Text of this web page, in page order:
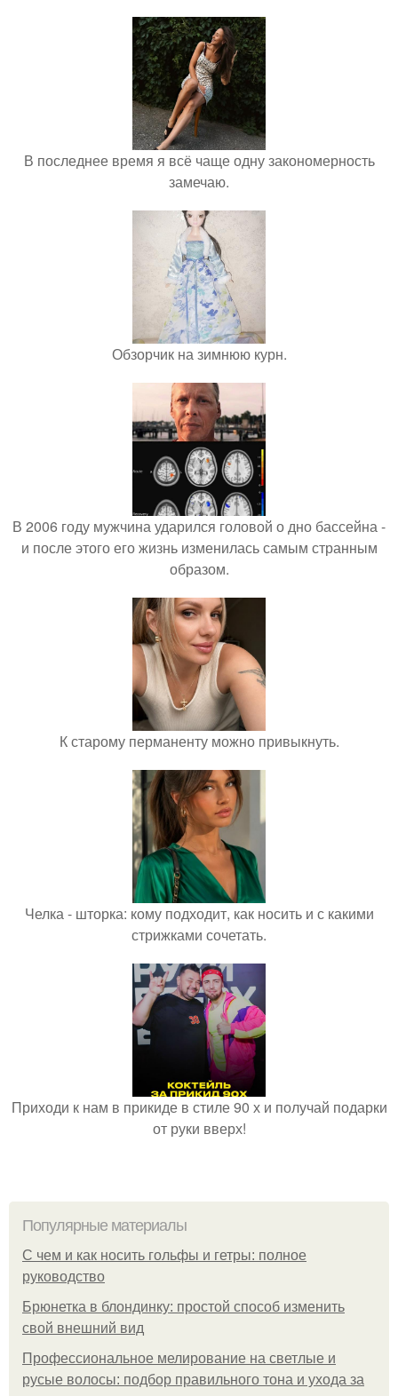
В последнее время я всё чаще одну закономерность
замечаю.
Обзорчик на зимнюю курн.
В 2006 году мужчина ударился головой о дно бассейна -
и после этого его жизнь изменилась самым странным
образом.
К старому перманенту можно привыкнуть.
Челка - шторка: кому подходит, как носить и с какими
стрижками сочетать.
Приходи к нам в прикиде в стиле 90 х и получай подарки
от руки вверх!
Популярные материалы
С чем и как носить гольфы и гетры: полное
руководство
Брюнетка в блондинку: простой способ изменить
свой внешний вид
Профессиональное мелирование на светлые и
русые волосы: подбор правильного тона и ухода за